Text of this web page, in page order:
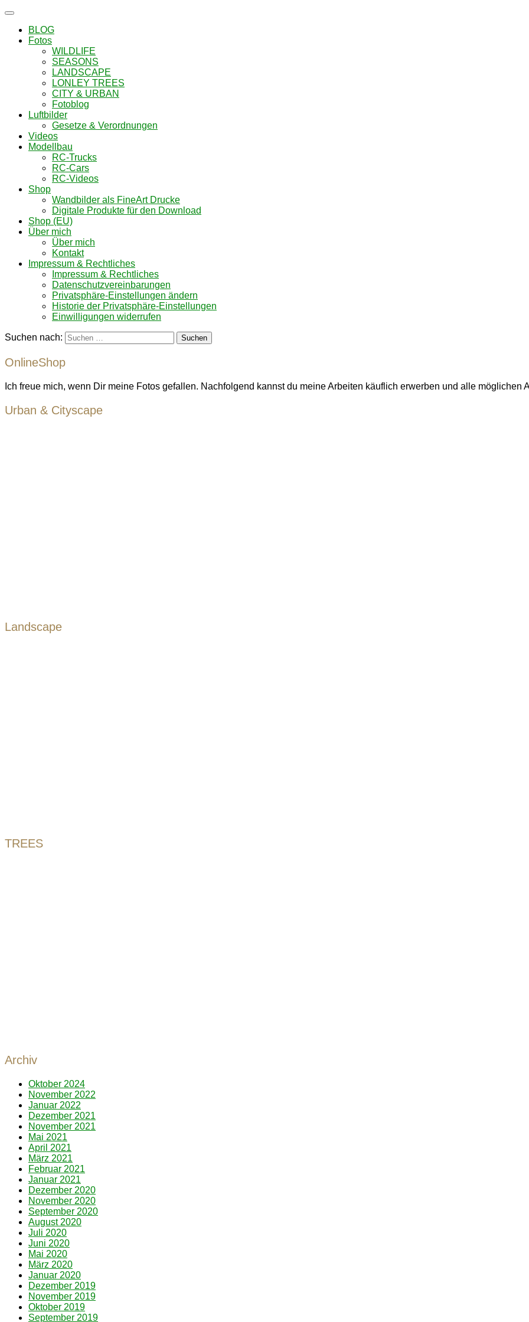
Navigation
umschalten
BLOG
Fotos
WILDLIFE
SEASONS
LANDSCAPE
LONLEY TREES
CITY & URBAN
Fotoblog
Luftbilder
Gesetze & Verordnungen
Videos
Modellbau
RC-Trucks
RC-Cars
RC-Videos
Shop
Wandbilder als FineArt Drucke
Digitale Produkte für den Download
Shop (EU)
Über mich
Über mich
Kontakt
Impressum & Rechtliches
Impressum & Rechtliches
Datenschutzvereinbarungen
Privatsphäre-Einstellungen ändern
Historie der Privatsphäre-Einstellungen
Einwilligungen widerrufen
Suchen nach:
OnlineShop
Ich freue mich, wenn Dir meine Fotos gefallen. Nachfolgend kannst du meine Arbeiten käuflich erwerben und alle möglichen
Urban & Cityscape
Landscape
TREES
Archiv
Oktober 2024
November 2022
Januar 2022
Dezember 2021
November 2021
Mai 2021
April 2021
März 2021
Februar 2021
Januar 2021
Dezember 2020
November 2020
September 2020
August 2020
Juli 2020
Juni 2020
Mai 2020
März 2020
Januar 2020
Dezember 2019
November 2019
Oktober 2019
September 2019